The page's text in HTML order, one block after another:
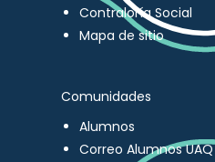
Contraloría Social
Mapa de sitio
Comunidades
Alumnos
Correo Alumnos UAQ